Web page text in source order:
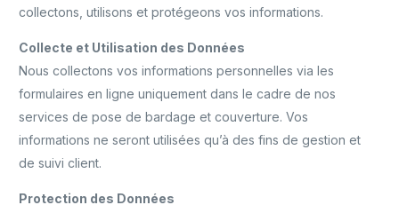
collectons, utilisons et protégeons vos informations.
Collecte et Utilisation des Données
Nous collectons vos informations personnelles via les
formulaires en ligne uniquement dans le cadre de nos
services de pose de bardage et couverture. Vos
informations ne seront utilisées qu’à des fins de gestion et
de suivi client.
Protection des Données